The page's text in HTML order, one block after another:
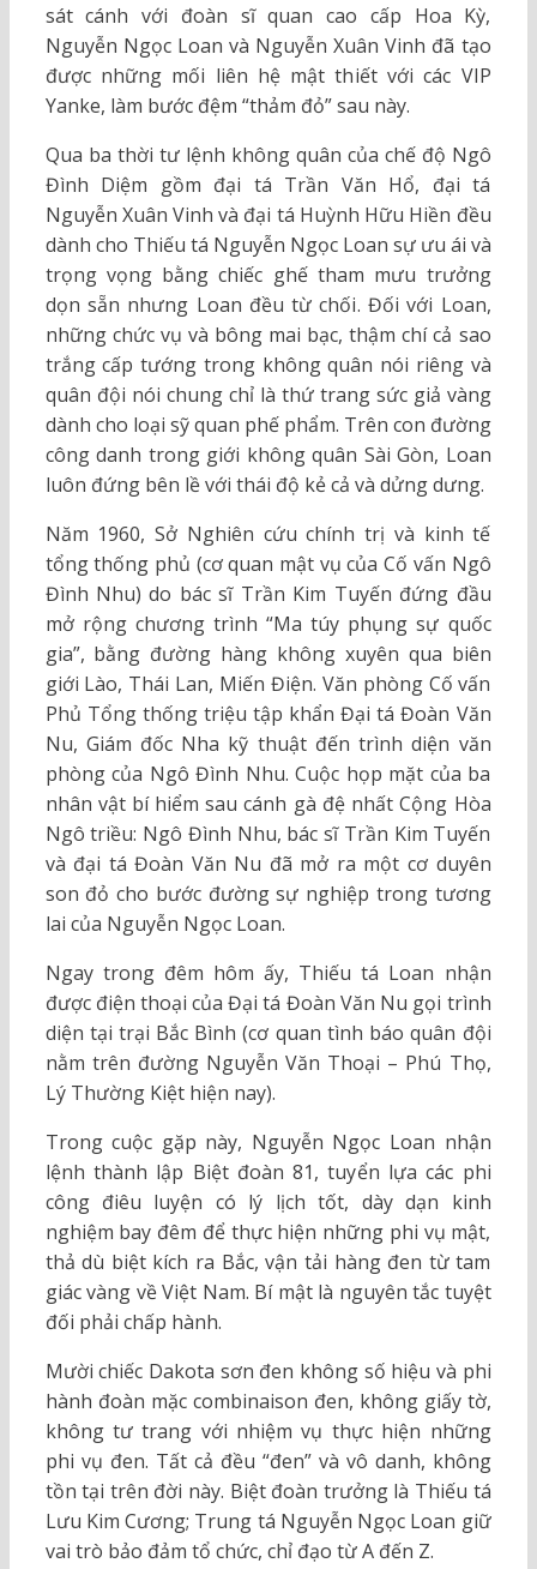
sát cánh với đoàn sĩ quan cao cấp Hoa Kỳ,
Nguyễn Ngọc Loan và Nguyễn Xuân Vinh đã tạo
được những mối liên hệ mật thiết với các VIP
Yanke, làm bước đệm “thảm đỏ” sau này.
Qua ba thời tư lệnh không quân của chế độ Ngô
Đình Diệm gồm đại tá Trần Văn Hổ, đại tá
Nguyễn Xuân Vinh và đại tá Huỳnh Hữu Hiền đều
dành cho Thiếu tá Nguyễn Ngọc Loan sự ưu ái và
trọng vọng bằng chiếc ghế tham mưu trưởng
dọn sẵn nhưng Loan đều từ chối. Đối với Loan,
những chức vụ và bông mai bạc, thậm chí cả sao
trắng cấp tướng trong không quân nói riêng và
quân đội nói chung chỉ là thứ trang sức giả vàng
dành cho loại sỹ quan phế phẩm. Trên con đường
công danh trong giới không quân Sài Gòn, Loan
luôn đứng bên lề với thái độ kẻ cả và dửng dưng.
Năm 1960, Sở Nghiên cứu chính trị và kinh tế
tổng thống phủ (cơ quan mật vụ của Cố vấn Ngô
Đình Nhu) do bác sĩ Trần Kim Tuyến đứng đầu
mở rộng chương trình “Ma túy phụng sự quốc
gia”, bằng đường hàng không xuyên qua biên
giới Lào, Thái Lan, Miến Điện. Văn phòng Cố vấn
Phủ Tổng thống triệu tập khẩn Đại tá Đoàn Văn
Nu, Giám đốc Nha kỹ thuật đến trình diện văn
phòng của Ngô Đình Nhu. Cuộc họp mặt của ba
nhân vật bí hiểm sau cánh gà đệ nhất Cộng Hòa
Ngô triều: Ngô Đình Nhu, bác sĩ Trần Kim Tuyến
và đại tá Đoàn Văn Nu đã mở ra một cơ duyên
son đỏ cho bước đường sự nghiệp trong tương
lai của Nguyễn Ngọc Loan.
Ngay trong đêm hôm ấy, Thiếu tá Loan nhận
được điện thoại của Đại tá Đoàn Văn Nu gọi trình
diện tại trại Bắc Bình (cơ quan tình báo quân đội
nằm trên đường Nguyễn Văn Thoại – Phú Thọ,
Lý Thường Kiệt hiện nay).
Trong cuộc gặp này, Nguyễn Ngọc Loan nhận
lệnh thành lập Biệt đoàn 81, tuyển lựa các phi
công điêu luyện có lý lịch tốt, dày dạn kinh
nghiệm bay đêm để thực hiện những phi vụ mật,
thả dù biệt kích ra Bắc, vận tải hàng đen từ tam
giác vàng về Việt Nam. Bí mật là nguyên tắc tuyệt
đối phải chấp hành.
Mười chiếc Dakota sơn đen không số hiệu và phi
hành đoàn mặc combinaison đen, không giấy tờ,
không tư trang với nhiệm vụ thực hiện những
phi vụ đen. Tất cả đều “đen” và vô danh, không
tồn tại trên đời này. Biệt đoàn trưởng là Thiếu tá
Lưu Kim Cương; Trung tá Nguyễn Ngọc Loan giữ
vai trò bảo đảm tổ chức, chỉ đạo từ A đến Z.